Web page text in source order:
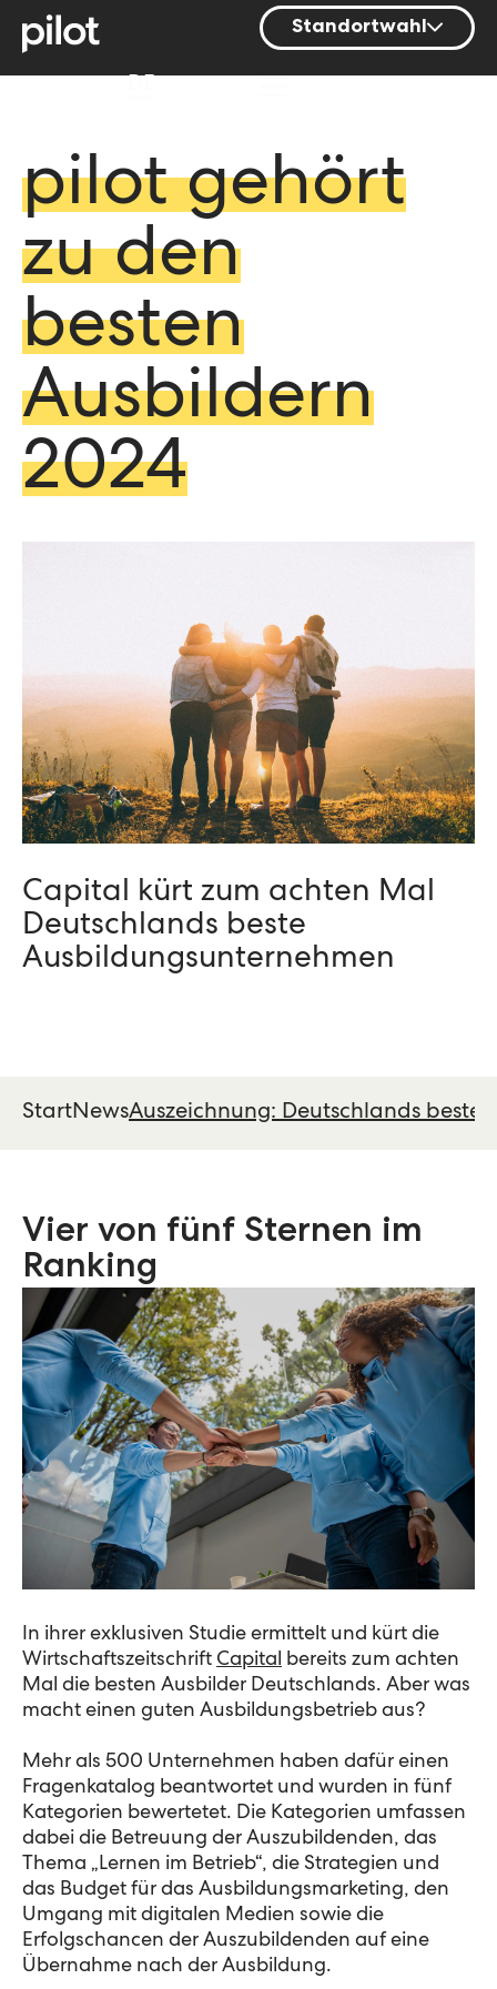
Standortwahl
Berlin
Mainz
München
pilot gehört
zu den
besten
Ausbildern
2024
Capital kürt zum achten Mal
Deutschlands beste
Ausbildungsunternehmen
StartNewsAuszeichnung: Deutschlands beste
Vier von fünf Sternen im
Ranking
In ihrer exklusiven Studie ermittelt und kürt die
Wirtschaftszeitschrift Capital bereits zum achten
Mal die besten Ausbilder Deutschlands. Aber was
macht einen guten Ausbildungsbetrieb aus?
Mehr als 500 Unternehmen haben dafür einen
Fragenkatalog beantwortet und wurden in fünf
Kategorien bewertetet. Die Kategorien umfassen
dabei die Betreuung der Auszubildenden, das
Thema „Lernen im Betrieb“, die Strategien und
das Budget für das Ausbildungsmarketing, den
Umgang mit digitalen Medien sowie die
Erfolgschancen der Auszubildenden auf eine
Übernahme nach der Ausbildung.